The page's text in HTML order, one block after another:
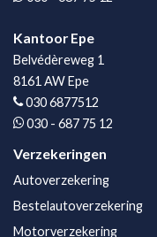
Kantoor Epe
Belvédèreweg 1
8161 AW Epe
030 6877512
030 - 687 75 12
Verzekeringen
Autoverzekering
Bestelautoverzekering
Motorverzekering